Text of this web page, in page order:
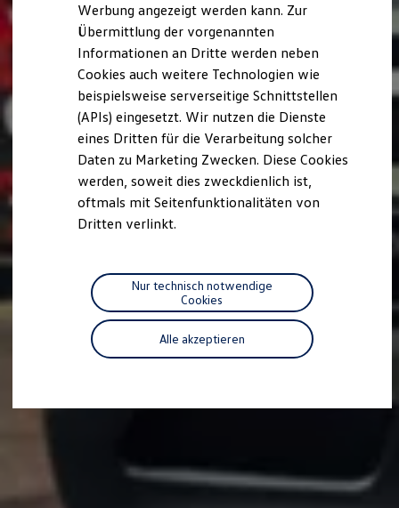
#wedriveproud
Besitzer und Service
myVolkswagen
Software Updates
Service und Ersatzteile
Inspektion und HU/AU
Reparaturen und Checks
Motorenöl und Flüssigkeiten
Räder und Reifen
Pannen- und Unfallhilfe
Economy Service
Volkswagen Teile
Zubehör
Modellspezifisches Zubehör
Individualisieren
Wallbox und Ladekabel
Digitale Extras
Dienste für Ihr Modell finden
Volkswagen Apps, Login und Shop
Handy und Fahrzeug verbinden
Vorgängermodelle
Assistenzsysteme
Digitale Betriebsanleitung
Werbung angezeigt werden kann. Zur
Übermittlung der vorgenannten
Informationen an Dritte werden neben
Cookies auch weitere Technologien wie
beispielsweise serverseitige Schnittstellen
(APIs) eingesetzt. Wir nutzen die Dienste
eines Dritten für die Verarbeitung solcher
Daten zu Marketing Zwecken. Diese Cookies
werden, soweit dies zweckdienlich ist,
oftmals mit Seitenfunktionalitäten von
Dritten verlinkt.
Alle akzeptieren
Nur technisch notwendige
Cookies